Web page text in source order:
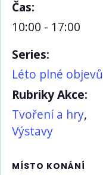
Čas:
10:00 - 17:00
Series:
Léto plné objevů
Rubriky Akce:
Tvoření a hry,
Výstavy
MÍSTO KONÁNÍ